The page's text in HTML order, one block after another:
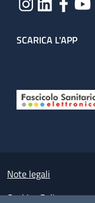
SCARICA L'APP
Small prints
Note legali
Cookies Policy